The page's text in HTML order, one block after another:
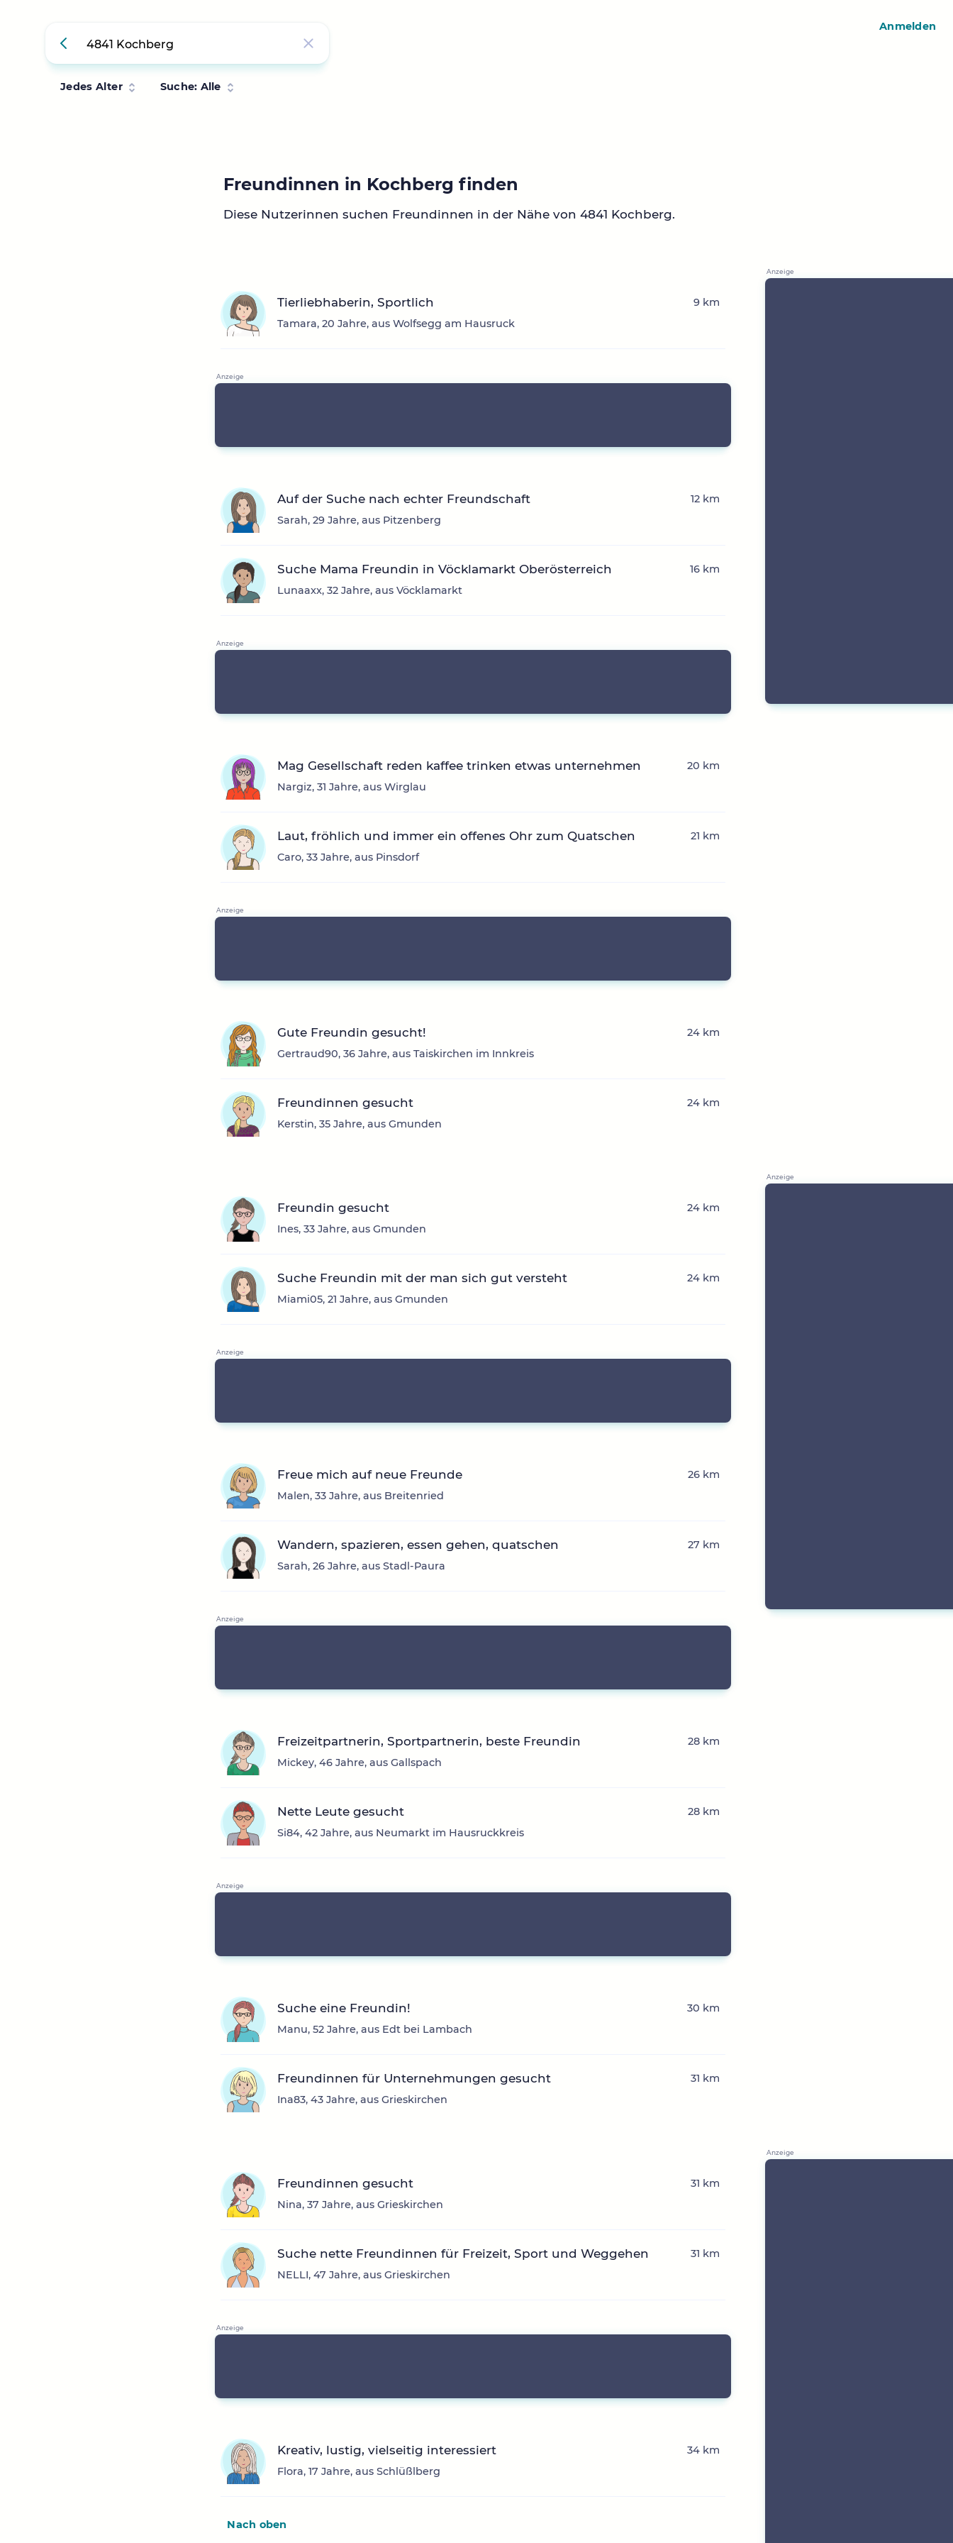
Jedes Alter Suche: Alle
Freundinnen in Kochberg finden
Diese Nutzerinnen suchen Freundinnen in der Nähe von 4841 Kochberg.
Tierliebhaberin, Sportlich
Tamara, 20 Jahre, aus Wolfsegg am Hausruck
9 km
Auf der Suche nach echter Freundschaft
Sarah, 29 Jahre, aus Pitzenberg
12 km
Suche Mama Freundin in Vöcklamarkt Oberösterreich
Lunaaxx, 32 Jahre, aus Vöcklamarkt
16 km
Mag Gesellschaft reden kaffee trinken etwas unternehmen
Nargiz, 31 Jahre, aus Wirglau
20 km
Laut, fröhlich und immer ein offenes Ohr zum Quatschen
Caro, 33 Jahre, aus Pinsdorf
21 km
Gute Freundin gesucht!
Gertraud90, 36 Jahre, aus Taiskirchen im Innkreis
24 km
Freundinnen gesucht
Kerstin, 35 Jahre, aus Gmunden
24 km
Freundin gesucht
Ines, 33 Jahre, aus Gmunden
24 km
Suche Freundin mit der man sich gut versteht
Miami05, 21 Jahre, aus Gmunden
24 km
Freue mich auf neue Freunde
Malen, 33 Jahre, aus Breitenried
26 km
Wandern, spazieren, essen gehen, quatschen
Sarah, 26 Jahre, aus Stadl-Paura
27 km
Freizeitpartnerin, Sportpartnerin, beste Freundin
Mickey, 46 Jahre, aus Gallspach
28 km
Nette Leute gesucht
Si84, 42 Jahre, aus Neumarkt im Hausruckkreis
28 km
Suche eine Freundin!
Manu, 52 Jahre, aus Edt bei Lambach
30 km
Freundinnen für Unternehmungen gesucht
Ina83, 43 Jahre, aus Grieskirchen
31 km
Freundinnen gesucht
Nina, 37 Jahre, aus Grieskirchen
31 km
Suche nette Freundinnen für Freizeit, Sport und Weggehen
NELLI, 47 Jahre, aus Grieskirchen
31 km
Kreativ, lustig, vielseitig interessiert
Flora, 17 Jahre, aus Schlüßlberg
34 km
Nach oben
Anmelden